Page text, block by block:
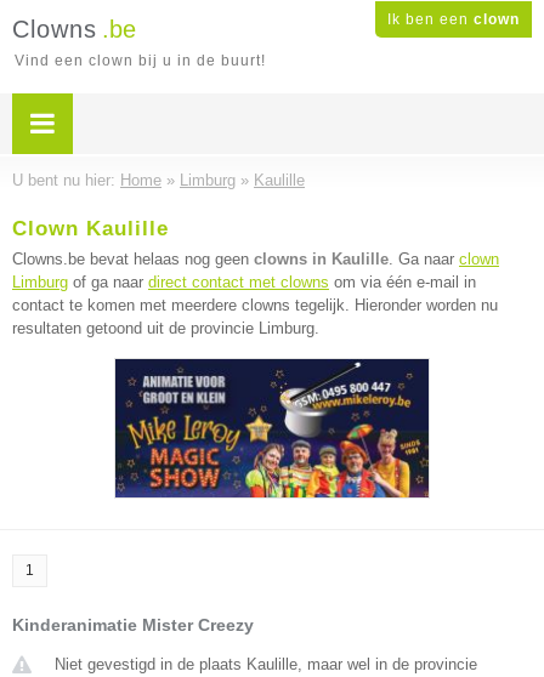
Ik ben een clown
Clowns .be
Vind een clown bij u in de buurt!
U bent nu hier: Home » Limburg » Kaulille
Clown Kaulille
Clowns.be bevat helaas nog geen clowns in Kaulille. Ga naar clown
Limburg of ga naar direct contact met clowns om via één e-mail in
contact te komen met meerdere clowns tegelijk. Hieronder worden nu
resultaten getoond uit de provincie Limburg.
1
Kinderanimatie Mister Creezy
Niet gevestigd in de plaats Kaulille, maar wel in de provincie